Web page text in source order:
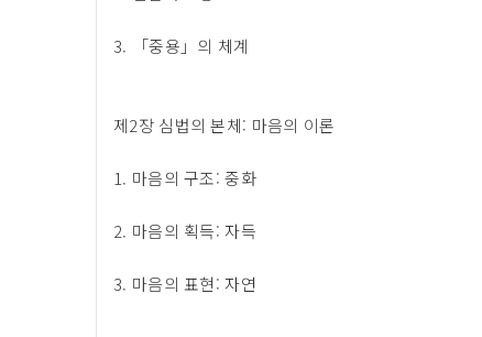
3. 「중용」의 체계
제2장 심법의 본체: 마음의 이론
1. 마음의 구조: 중화
2. 마음의 획득: 자득
3. 마음의 표현: 자연